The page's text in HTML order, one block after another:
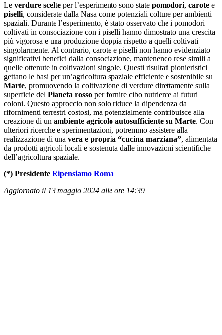
Le verdure scelte per l’esperimento sono state pomodori, carote e
piselli, considerate dalla Nasa come potenziali colture per ambienti
spaziali. Durante l’esperimento, è stato osservato che i pomodori
coltivati in consociazione con i piselli hanno dimostrato una crescita
più vigorosa e una produzione doppia rispetto a quelli coltivati
singolarmente. Al contrario, carote e piselli non hanno evidenziato
significativi benefici dalla consociazione, mantenendo rese simili a
quelle ottenute in coltivazioni singole. Questi risultati pionieristici
gettano le basi per un’agricoltura spaziale efficiente e sostenibile su
Marte, promuovendo la coltivazione di verdure direttamente sulla
superficie del Pianeta rosso per fornire cibo nutriente ai futuri
coloni. Questo approccio non solo riduce la dipendenza da
rifornimenti terrestri costosi, ma potenzialmente contribuisce alla
creazione di un ambiente agricolo autosufficiente su Marte. Con
ulteriori ricerche e sperimentazioni, potremmo assistere alla
realizzazione di una vera e propria “cucina marziana”, alimentata
da prodotti agricoli locali e sostenuta dalle innovazioni scientifiche
dell’agricoltura spaziale.
(*) Presidente Ripensiamo Roma
Aggiornato il 13 maggio 2024 alle ore 14:39